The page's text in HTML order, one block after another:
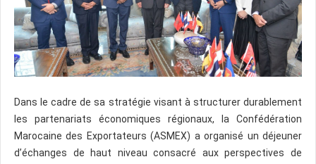
Dans le cadre de sa stratégie visant à structurer durablement
les partenariats économiques régionaux, la Confédération
Marocaine des Exportateurs (ASMEX) a organisé un déjeuner
d’échanges de haut niveau consacré aux perspectives de